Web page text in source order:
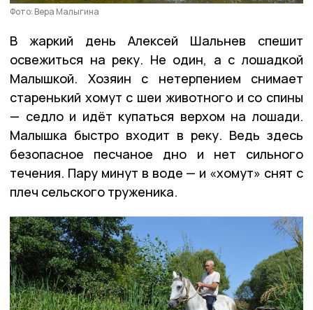
Фото: Вера Малыгина
В жаркий день Алексей Шальнев спешит
освежиться на реку. Не один, а с лошадкой
Малышкой. Хозяин с нетерпением снимает
старенький хомут с шеи животного и со спины
— седло и идёт купаться верхом на лошади.
Малышка быстро входит в реку. Ведь здесь
безопасное песчаное дно и нет сильного
течения. Пару минут в воде — и «хомут» снят с
плеч сельского труженика.